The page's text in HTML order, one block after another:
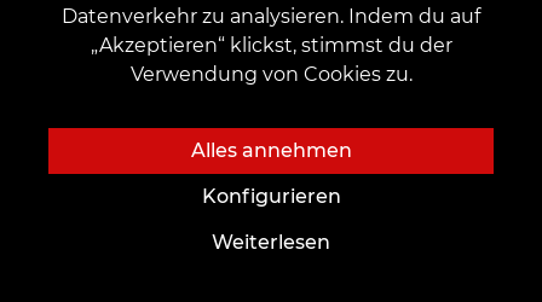
Skizzen-Qualität
4,67☆ 12Stimmen
Datenverkehr zu analysieren. Indem du auf
„Akzeptieren“ klickst, stimmst du der
Verwendung von Cookies zu.
Alles annehmen
Konfigurieren
Weiterlesen